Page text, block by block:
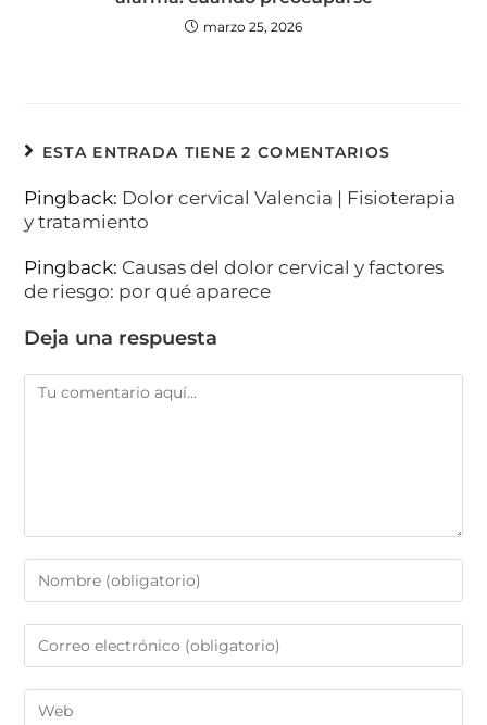
marzo 25, 2026
ESTA ENTRADA TIENE 2 COMENTARIOS
Pingback: Dolor cervical Valencia | Fisioterapia
y tratamiento
Pingback: Causas del dolor cervical y factores
de riesgo: por qué aparece
Deja una respuesta